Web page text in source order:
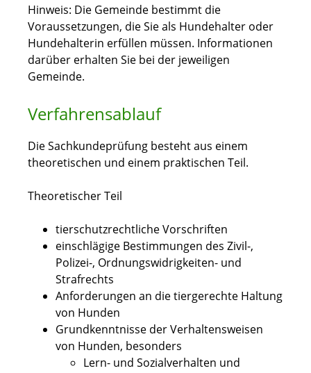
Hinweis: Die Gemeinde bestimmt die
Voraussetzungen, die Sie als Hundehalter oder
Hundehalterin erfüllen müssen. Informationen
darüber erhalten Sie bei der jeweiligen
Gemeinde.
Verfahrensablauf
Die Sachkundeprüfung besteht aus einem
theoretischen und einem praktischen Teil.
Theoretischer Teil
tierschutzrechtliche Vorschriften
einschlägige Bestimmungen des Zivil-,
Polizei-, Ordnungswidrigkeiten- und
Strafrechts
Anforderungen an die tiergerechte Haltung
von Hunden
Grundkenntnisse der Verhaltensweisen
von Hunden, besonders
Lern- und Sozialverhalten und